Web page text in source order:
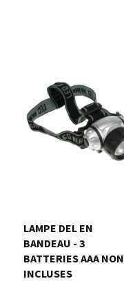
LAMPE DEL EN
BANDEAU - 3
BATTERIES AAA NON
INCLUSES